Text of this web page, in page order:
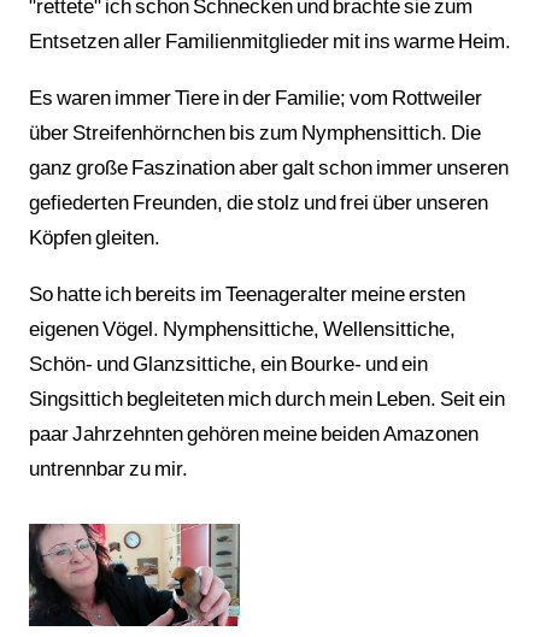
"rettete" ich schon Schnecken und brachte sie zum
Entsetzen aller Familienmitglieder mit ins warme Heim.
Es waren immer Tiere in der Familie; vom Rottweiler
über Streifenhörnchen bis zum Nymphensittich. Die
ganz große Faszination aber galt schon immer unseren
gefiederten Freunden, die stolz und frei über unseren
Köpfen gleiten.
So hatte ich bereits im Teenageralter meine ersten
eigenen Vögel. Nymphensittiche, Wellensittiche,
Schön- und Glanzsittiche, ein Bourke- und ein
Singsittich begleiteten mich durch mein Leben. Seit ein
paar Jahrzehnten gehören meine beiden Amazonen
untrennbar zu mir.